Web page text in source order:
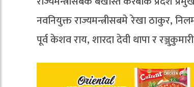
नवनियुक्त राज्यमन्त्रीसबमे रेखा ठाकुर,
पूर्व केशव राय, शारदा देवी थापा र